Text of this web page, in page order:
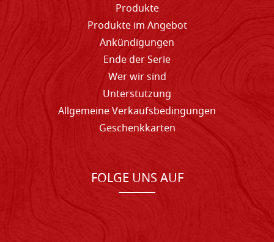
Produkte
Produkte im Angebot
Ankündigungen
Ende der Serie
Wer wir sind
Unterstutzung
Allgemeine Verkaufsbedingungen
Geschenkkarten
FOLGE UNS AUF